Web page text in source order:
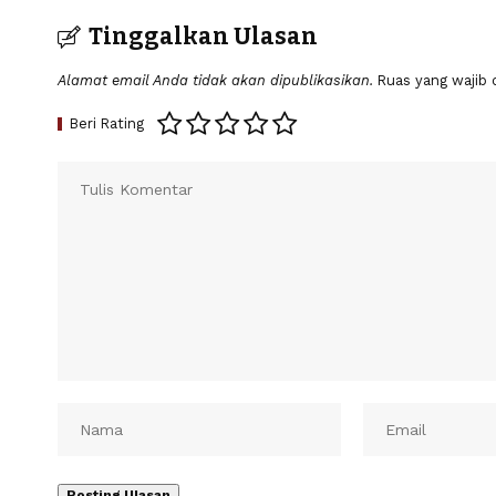
Tinggalkan Ulasan
Alamat email Anda tidak akan dipublikasikan. Ruas yang wajib
Beri Rating